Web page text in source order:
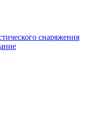
снаряжения